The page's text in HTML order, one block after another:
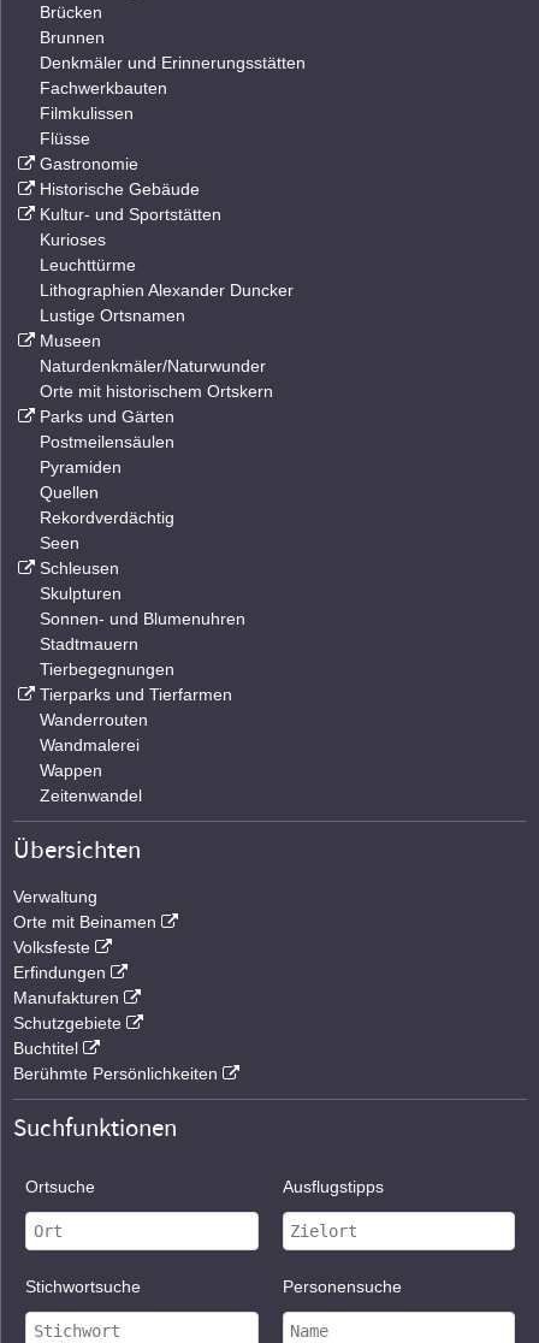
Brücken
Brunnen
Denkmäler und Erinnerungsstätten
Fachwerkbauten
Filmkulissen
Flüsse
Gastronomie
Historische Gebäude
Kultur- und Sportstätten
Kurioses
Leuchttürme
Lithographien Alexander Duncker
Lustige Ortsnamen
Museen
Naturdenkmäler/Naturwunder
Orte mit historischem Ortskern
Parks und Gärten
Postmeilensäulen
Pyramiden
Quellen
Rekordverdächtig
Seen
Schleusen
Skulpturen
Sonnen- und Blumenuhren
Stadtmauern
Tierbegegnungen
Tierparks und Tierfarmen
Wanderrouten
Wandmalerei
Wappen
Zeitenwandel
Übersichten
Verwaltung
Orte mit Beinamen
Volksfeste
Erfindungen
Manufakturen
Schutzgebiete
Buchtitel
Berühmte Persönlichkeiten
Suchfunktionen
Ortsuche Ausflugstipps
Stichwortsuche Personensuche